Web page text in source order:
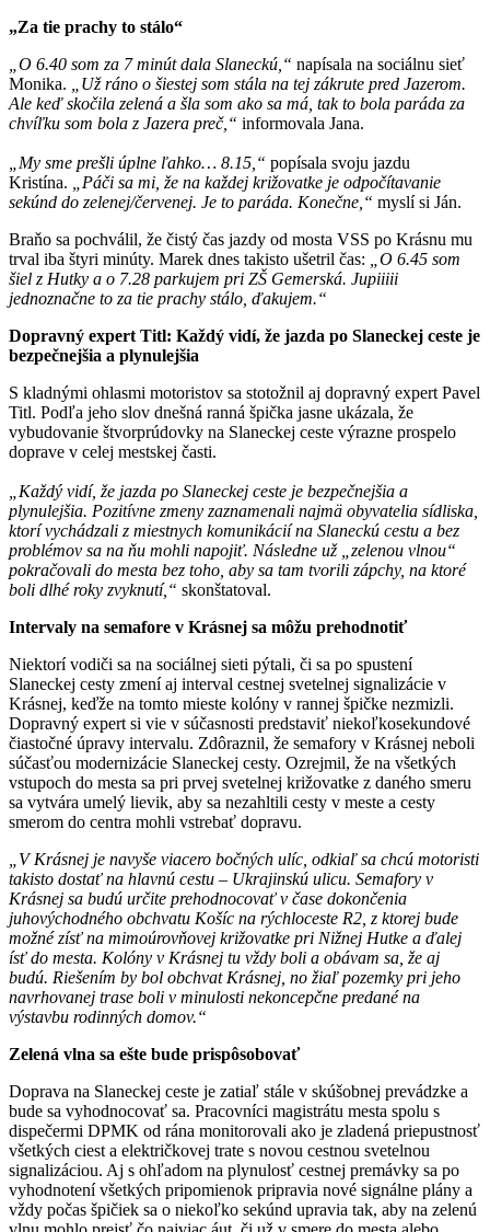
„Za tie prachy to stálo“
„O 6.40 som za 7 minút dala Slaneckú,“ napísala na sociálnu sieť
Monika.
„Už ráno o šiestej som stála na tej zákrute pred Jazerom.
Ale keď skočila zelená a šla som ako sa má, tak to bola paráda za
chvíľku som bola z Jazera preč,“ informovala Jana.
„My sme prešli úplne ľahko… 8.15,“ popísala svoju jazdu
Kristína.
„Páči sa mi, že na každej križovatke je odpočítavanie
sekúnd do zelenej/červenej. Je to paráda. Konečne,“ myslí si Ján.
Braňo sa pochválil, že čistý čas jazdy od mosta VSS po Krásnu mu
trval iba štyri minúty. Marek dnes takisto ušetril čas:
„O 6.45 som
šiel z Hutky a o 7.28 parkujem pri ZŠ Gemerská. Jupiiiii
jednoznačne to za tie prachy stálo, ďakujem.“
Dopravný expert Titl: Každý vidí, že jazda po Slaneckej ceste je
bezpečnejšia a plynulejšia
S kladnými ohlasmi motoristov sa stotožnil aj dopravný expert Pavel
Titl. Podľa jeho slov dnešná ranná špička jasne ukázala, že
vybudovanie štvorprúdovky na Slaneckej ceste výrazne prospelo
doprave v celej mestskej časti.
„Každý vidí, že jazda po Slaneckej ceste je bezpečnejšia a
plynulejšia. Pozitívne zmeny zaznamenali najmä obyvatelia sídliska,
ktorí vychádzali z miestnych komunikácií na Slaneckú cestu a bez
problémov sa na ňu mohli napojiť. Následne už „zelenou vlnou“
pokračovali do mesta bez toho, aby sa tam tvorili zápchy, na ktoré
boli dlhé roky zvyknutí,“ skonštatoval.
Intervaly na semafore v Krásnej sa môžu prehodnotiť
Niektorí vodiči sa na sociálnej sieti pýtali, či sa po spustení
Slaneckej cesty zmení aj interval cestnej svetelnej signalizácie v
Krásnej, keďže na tomto mieste kolóny v rannej špičke nezmizli.
Dopravný expert si vie v súčasnosti predstaviť niekoľkosekundové
čiastočné úpravy intervalu. Zdôraznil, že semafory v Krásnej neboli
súčasťou modernizácie Slaneckej cesty. Ozrejmil, že na všetkých
vstupoch do mesta sa pri prvej svetelnej križovatke z daného smeru
sa vytvára umelý lievik, aby sa nezahltili cesty v meste a cesty
smerom do centra mohli vstrebať dopravu.
„V Krásnej je navyše viacero bočných ulíc, odkiaľ sa chcú motoristi
takisto dostať na hlavnú cestu – Ukrajinskú ulicu. Semafory v
Krásnej sa budú určite prehodnocovať v čase dokončenia
juhovýchodného obchvatu Košíc na rýchloceste R2, z ktorej bude
možné zísť na mimoúrovňovej križovatke pri Nižnej Hutke a ďalej
ísť do mesta. Kolóny v Krásnej tu vždy boli a obávam sa, že aj
budú. Riešením by bol obchvat Krásnej, no žiaľ pozemky pri jeho
navrhovanej trase boli v minulosti nekoncepčne predané na
výstavbu rodinných domov.“
Zelená vlna sa ešte bude prispôsobovať
Doprava na Slaneckej ceste je zatiaľ stále v skúšobnej prevádzke a
bude sa vyhodnocovať sa. Pracovníci magistrátu mesta spolu s
dispečermi DPMK od rána monitorovali ako je zladená priepustnosť
všetkých ciest a električkovej trate s novou cestnou svetelnou
signalizáciou. Aj s ohľadom na plynulosť cestnej premávky sa po
vyhodnotení všetkých pripomienok pripravia nové signálne plány a
vždy počas špičiek sa o niekoľko sekúnd upravia tak, aby na zelenú